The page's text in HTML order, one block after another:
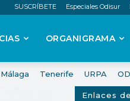
SUSCRÍBETE Especiales Odisur
ORGANIGRAMA
Málaga Tenerife URPA
Enlaces